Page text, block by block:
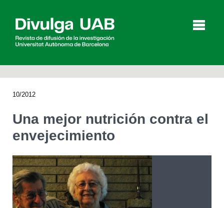
English Català
10/2012
Una mejor nutrición contra el
envejecimiento